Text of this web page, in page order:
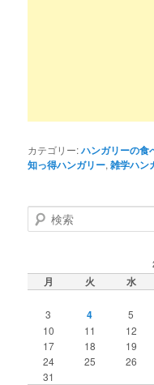
カテゴリー:ハンガリーの食
知っ得ハンガリー,雑学ハン
検
索
月 火 水
3
4 5
10
11 12
17
18 19
24
25 26
31